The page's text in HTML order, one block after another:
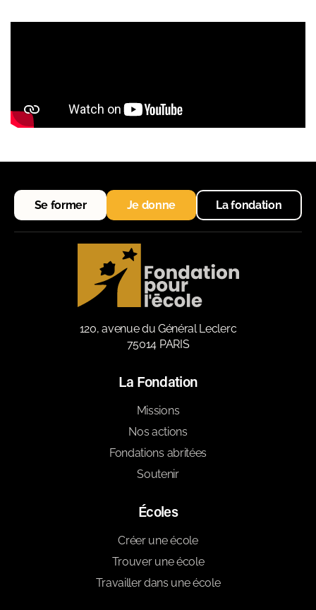
Se former Je donne La fondation
120, avenue du Général Leclerc
75014 PARIS
La Fondation
Missions
Nos actions
Fondations abritées
Soutenir
Écoles
Créer une école
Trouver une école
Travailler dans une école